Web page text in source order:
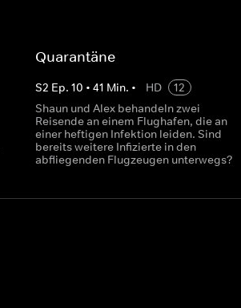
Quarantäne
S2 Ep.10 •41 Min. • HD
12
Shaun und Alex behandeln zwei
Reisende an einem Flughafen, die an
einer heftigen Infektion leiden. Sind
bereits weitere Infizierte in den
abfliegenden Flugzeugen unterwegs?